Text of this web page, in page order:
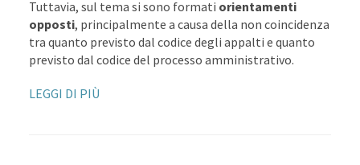
Tuttavia, sul tema si sono formati orientamenti
opposti, principalmente a causa della non coincidenza
tra quanto previsto dal codice degli appalti e quanto
previsto dal codice del processo amministrativo.
LEGGI DI PIÙ